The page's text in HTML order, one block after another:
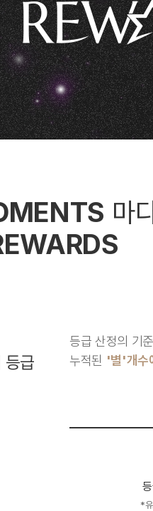
마
등급
등급 산정의 기
누적된 '별'개수
*